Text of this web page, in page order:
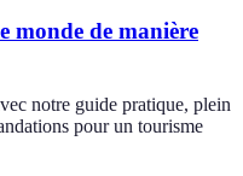
monde de manière
notre guide pratique, plein
pour un tourisme